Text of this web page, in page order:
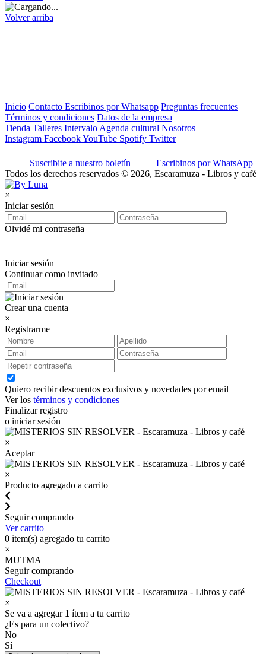
Volver arriba
Inicio Contacto Escribinos por Whatsapp Preguntas frecuentes
Términos y condiciones Datos de la empresa
Tienda Talleres Intervalo Agenda cultural Nosotros
Instagram FacebookYouTube Spotify Twitter
Suscribite a nuestro boletín
Escribinos por WhatsApp
Todos los derechos reservados © 2026, Escaramuza - Libros y café
×
Iniciar sesión
Olvidé mi contraseña
Iniciar sesión
Continuar como invitado
Crear una cuenta
×
Registrarme
Quiero recibir descuentos exclusivos y novedades por email
Ver los términos y condiciones
Finalizar registro
o iniciar sesión
×
Aceptar
×
Producto agregado a carrito
Seguir comprando
Ver carrito
0 item(s) agregado tu carrito
×
MUTMA
Seguir comprando
Checkout
×
Se va a agregar 1 ítem a tu carrito
¿Es para un colectivo?
No
Sí